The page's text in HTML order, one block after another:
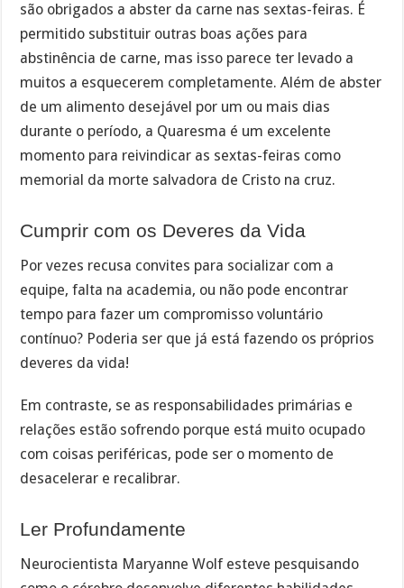
são obrigados a abster da carne nas sextas-feiras. É
permitido substituir outras boas ações para
abstinência de carne, mas isso parece ter levado a
muitos a esquecerem completamente. Além de abster
de um alimento desejável por um ou mais dias
durante o período, a Quaresma é um excelente
momento para reivindicar as sextas-feiras como
memorial da morte salvadora de Cristo na cruz.
Cumprir com os Deveres da Vida
Por vezes recusa convites para socializar com a
equipe, falta na academia, ou não pode encontrar
tempo para fazer um compromisso voluntário
contínuo? Poderia ser que já está fazendo os próprios
deveres da vida!
Em contraste, se as responsabilidades primárias e
relações estão sofrendo porque está muito ocupado
com coisas periféricas, pode ser o momento de
desacelerar e recalibrar.
Ler Profundamente
Neurocientista Maryanne Wolf esteve pesquisando